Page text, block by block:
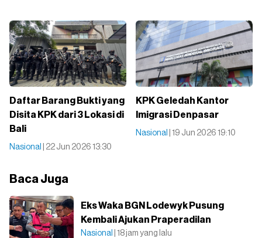
Daftar Barang Bukti yang
Disita KPK dari 3 Lokasi di
Bali
Nasional | 22 Jun 2026 13:30
KPK Geledah Kantor
Imigrasi Denpasar
Nasional | 19 Jun 2026 19:10
Baca Juga
Eks Waka BGN Lodewyk Pusung
Kembali Ajukan Praperadilan
Nasional | 18 jam yang lalu